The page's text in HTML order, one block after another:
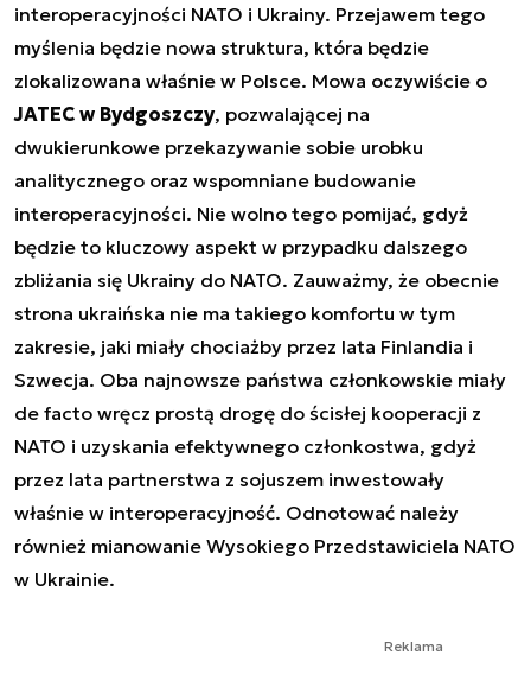
interoperacyjności NATO i Ukrainy. Przejawem tego
myślenia będzie nowa struktura, która będzie
zlokalizowana właśnie w Polsce. Mowa oczywiście o
JATEC w Bydgoszczy, pozwalającej na
dwukierunkowe przekazywanie sobie urobku
analitycznego oraz wspomniane budowanie
interoperacyjności. Nie wolno tego pomijać, gdyż
będzie to kluczowy aspekt w przypadku dalszego
zbliżania się Ukrainy do NATO. Zauważmy, że obecnie
strona ukraińska nie ma takiego komfortu w tym
zakresie, jaki miały chociażby przez lata Finlandia i
Szwecja. Oba najnowsze państwa członkowskie miały
de facto wręcz prostą drogę do ścisłej kooperacji z
NATO i uzyskania efektywnego członkostwa, gdyż
przez lata partnerstwa z sojuszem inwestowały
właśnie w interoperacyjność. Odnotować należy
również mianowanie Wysokiego Przedstawiciela NATO
w Ukrainie.
Reklama